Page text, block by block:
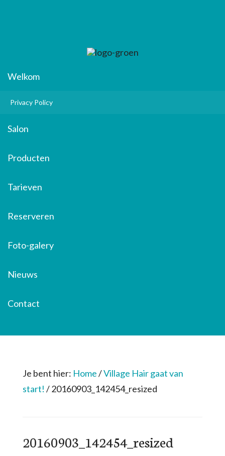
Welkom
Privacy Policy
Salon
Producten
Tarieven
Reserveren
Foto-galery
Nieuws
Contact
Je bent hier: Home/Village Hair gaat van
start! /20160903_142454_resized
20160903_142454_resized